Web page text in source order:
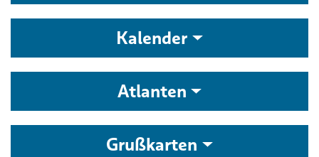
Kalender
Atlanten
Grußkarten